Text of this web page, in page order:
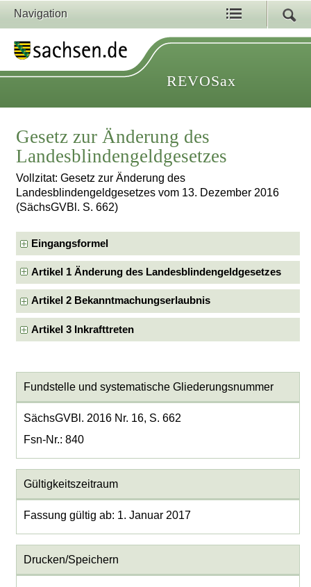
Navigation
REVOSax
Gesetz zur Änderung des
Landesblindengeldgesetzes
Vollzitat: Gesetz zur Änderung des
Landesblindengeldgesetzes vom 13. Dezember 2016
(SächsGVBl. S. 662)
Eingangsformel
Artikel 1 Änderung des Landesblindengeldgesetzes
Artikel 2 Bekanntmachungserlaubnis
Artikel 3 Inkrafttreten
Fundstelle und systematische Gliederungsnummer
SächsGVBl. 2016 Nr. 16, S. 662
Fsn-Nr.: 840
Gültigkeitszeitraum
Fassung gültig ab: 1. Januar 2017
Drucken/Speichern